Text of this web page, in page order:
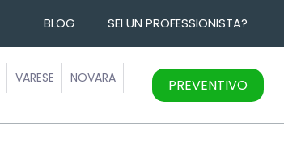
BLOG SEI UN PROFESSIONISTA?
VARESE
NOVARA
PREVENTIVO